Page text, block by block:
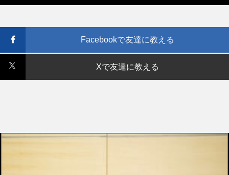
Facebookで友達に教える
Xで友達に教える